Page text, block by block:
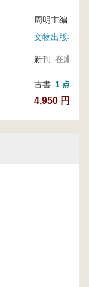
文物出版社
新刊 在庫なし
古書 1 点
4,950 円